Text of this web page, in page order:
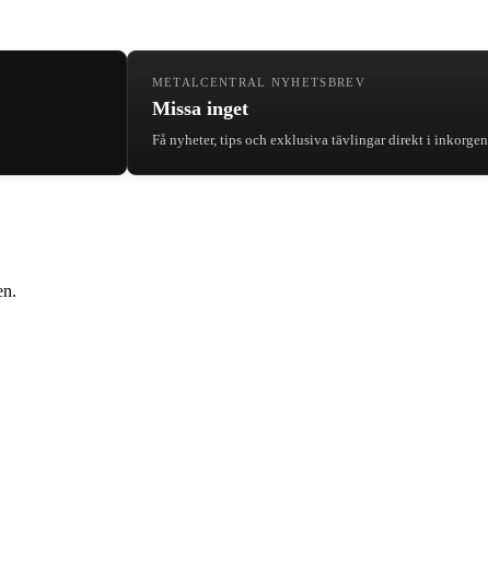
METALCENTRAL NYHETSBREV
Missa inget
Få nyheter, tips och exklusiva tävlingar direkt i inkorgen.